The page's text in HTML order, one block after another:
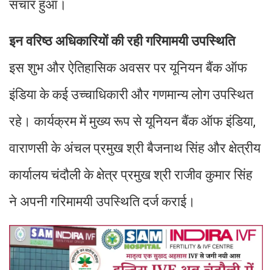
संचार हुआ।
इन वरिष्ठ अधिकारियों की रही गरिमामयी उपस्थिति
इस शुभ और ऐतिहासिक अवसर पर यूनियन बैंक ऑफ
इंडिया के कई उच्चाधिकारी और गणमान्य लोग उपस्थित
रहे। कार्यक्रम में मुख्य रूप से यूनियन बैंक ऑफ इंडिया,
वाराणसी के अंचल प्रमुख श्री बैजनाथ सिंह और क्षेत्रीय
कार्यालय चंदौली के क्षेत्र प्रमुख श्री राजीव कुमार सिंह
ने अपनी गरिमामयी उपस्थिति दर्ज कराई।